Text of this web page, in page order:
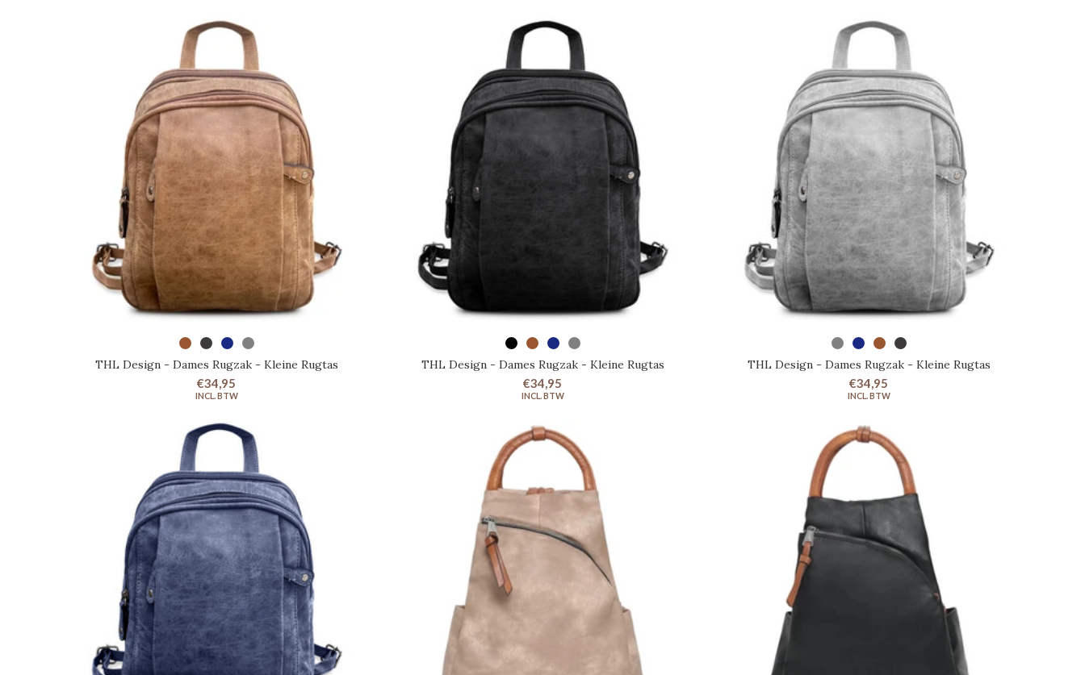
SELECTEER OPTIES
THL Design - Dames Rugzak - Kleine Rugtas
€34,95
SELECTEER OPTIES
THL Design - Dames Rugzak - Kleine Rugtas
€34,95
SELECTEER OPTIES
THL Design - Dames Rugzak - Kleine Rugtas
€34,95